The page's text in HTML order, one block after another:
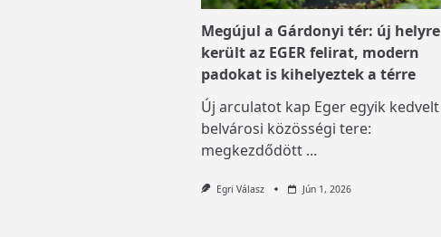
Megújul a Gárdonyi tér: új helyre
került az EGER felirat, modern
padokat is kihelyeztek a térre
Új arculatot kap Eger egyik kedvelt
belvárosi közösségi tere:
megkezdődött ...
Egri Válasz Jún 1, 2026